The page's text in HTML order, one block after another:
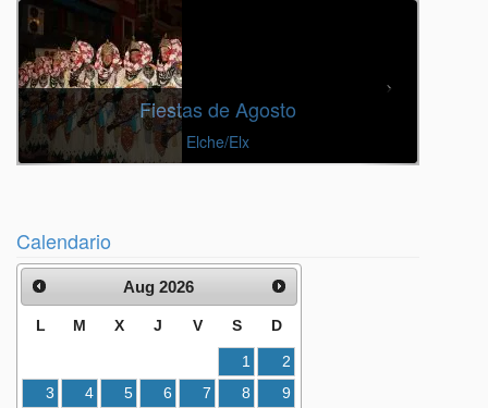
Fiestas de Agosto
Elche/Elx
Calendario
Aug 2026
L M X J V S D
1
2
3
4 5 6 7 8
9